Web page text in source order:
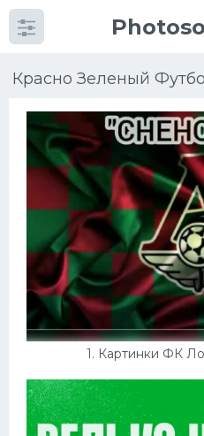
Красно Зеленый
1. Картинки ФК
Категории Фото
Много картинок...
Футбол
Баскетбол
Велогонки
Конькобежный спорт